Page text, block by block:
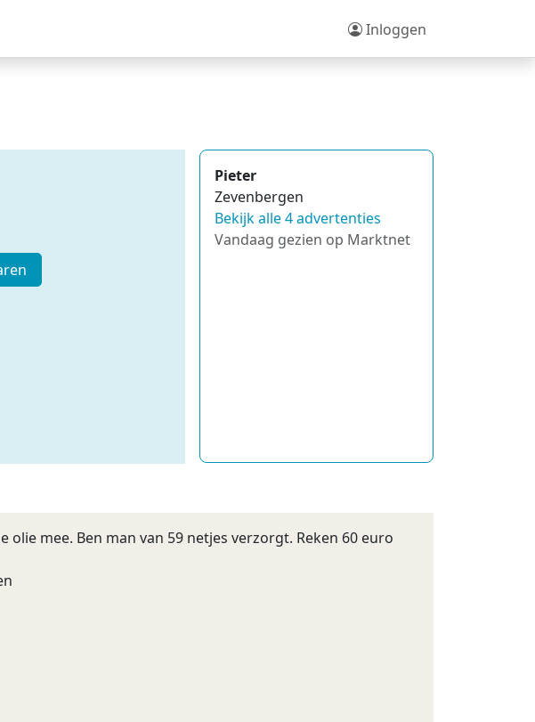
Inloggen
Pieter
Zevenbergen
Bekijk alle 4 advertenties
Vandaag gezien op Marktnet
mee. Ben man van 59 netjes verzorgt. Reken 60 euro